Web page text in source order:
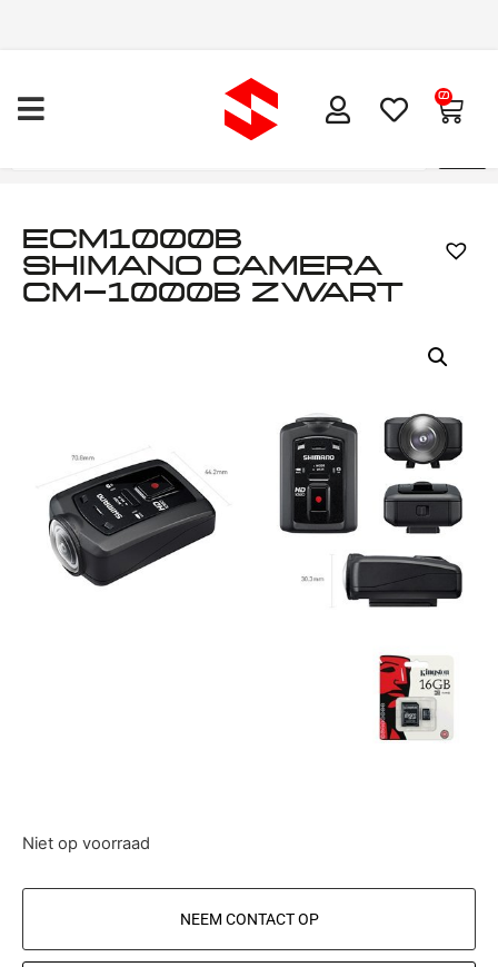
0
ECM1000B
SHIMANO CAMERA
CM-1000B ZWART
Niet op voorraad
NEEM CONTACT OP